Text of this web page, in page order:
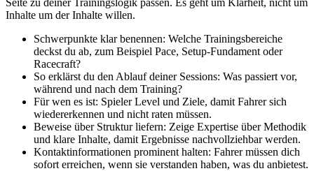
Inhalte um der Inhalte willen.
Schwerpunkte klar benennen: Welche Trainingsbereiche
deckst du ab, zum Beispiel Pace, Setup-Fundament oder
Racecraft?
So erklärst du den Ablauf deiner Sessions: Was passiert vor,
während und nach dem Training?
Für wen es ist: Spieler Level und Ziele, damit Fahrer sich
wiedererkennen und nicht raten müssen.
Beweise über Struktur liefern: Zeige Expertise über Methodik
und klare Inhalte, damit Ergebnisse nachvollziehbar werden.
Kontaktinformationen prominent halten: Fahrer müssen dich
sofort erreichen, wenn sie verstanden haben, was du anbietest.